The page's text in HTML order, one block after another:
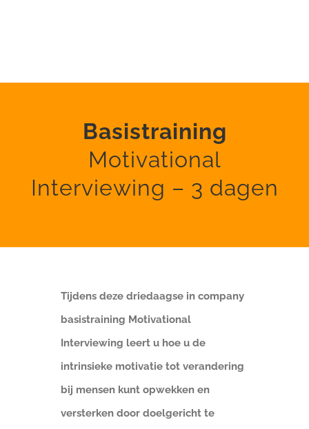
Basistraining
Motivational
Interviewing – 3 dagen
Tijdens deze driedaagse in company
basistraining Motivational
Interviewing leert u hoe u de
intrinsieke motivatie tot verandering
bij mensen kunt opwekken en
versterken door doelgericht te